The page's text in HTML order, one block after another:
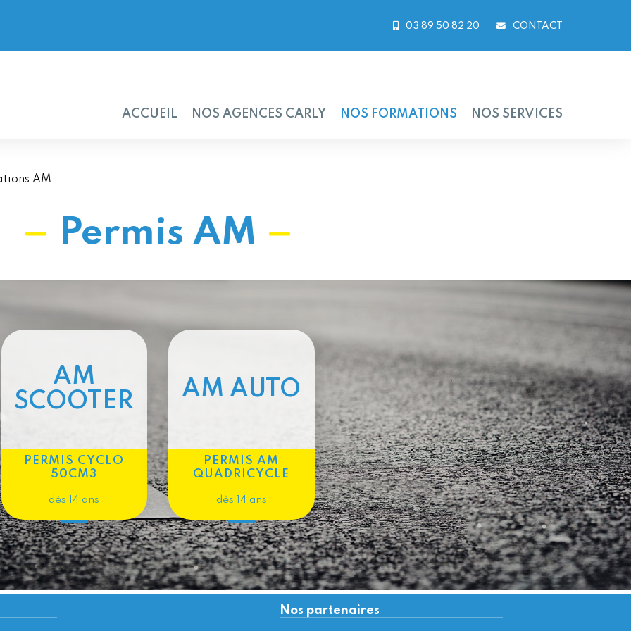
03 89 50 82 20 CONTACT
ACCUEIL NOS AGENCES CARLY NOS FORMATIONS NOS SERVICES
AM
Permis AM
AM
SCOOTER
PERMIS CYCLO
50CM3
dès 14 ans
AM AUTO
PERMIS AM
QUADRICYCLE
dès 14 ans
Nos partenaires